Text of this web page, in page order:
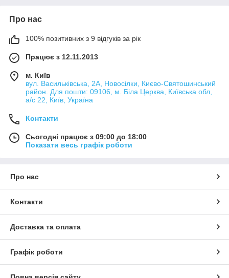
Про нас
100% позитивних з 9 відгуків за рік
Працює з 12.11.2013
м. Київ
вул. Васильківська, 2А, Новосілки, Києво-Святошинський
район. Для пошти: 09106, м. Біла Церква, Київська обл,
а/с 22, Київ, Україна
Контакти
Сьогодні працює з 09:00 до 18:00
Показати весь графік роботи
Про нас
Контакти
Доставка та оплата
Графік роботи